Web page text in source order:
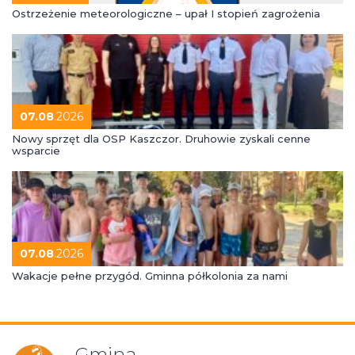
Ostrzeżenie meteorologiczne – upał I stopień zagrożenia
07.08.2026
Nowy sprzęt dla OSP Kaszczor. Druhowie zyskali cenne
wsparcie
07.08.2026
Wakacje pełne przygód. Gminna półkolonia za nami